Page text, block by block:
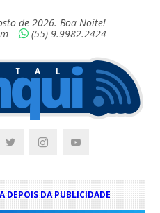
de 2026. Boa Noite!
(55) 9.9982.2424
DEPOIS DA PUBLICIDADE